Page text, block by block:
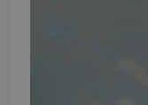
Elmevej 18,